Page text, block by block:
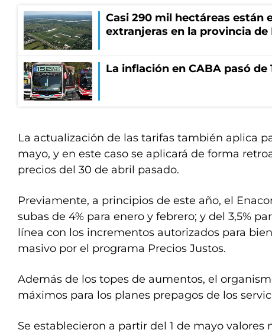
Casi 290 mil hectáreas están
extranjeras en la provincia de
La inflación en CABA pasó de
La actualización de las tarifas también aplica
mayo, y en este caso se aplicará de forma
precios del 30 de abril pasado.
Previamente, a principios de este año, el
subas de 4% para enero y febrero; y del 3,5%
línea con los incrementos autorizados para
masivo por el programa Precios Justos.
Además de los topes de aumentos, el
máximos para los planes prepagos de los
Se establecieron a partir del 1 de mayo valores